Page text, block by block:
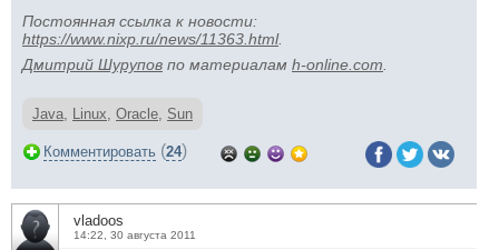
Постоянная ссылка к новости:
https://www.nixp.ru/news/11363.html.
Дмитрий Шурупов по материалам h-online.com
Java, Linux, Oracle, Sun
Комментировать (24)
vladoos
14:22, 30 августа 2011